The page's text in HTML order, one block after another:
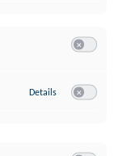
Details zu Google Analytics